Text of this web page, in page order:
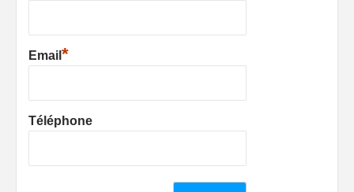
Email *
Téléphone